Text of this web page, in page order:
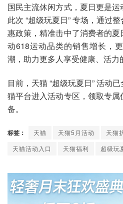
国民主流休闲方式，夏日更是
此次 “超级玩夏日” 专场，通过
惠政策，精准击中了消费者的
动618运动品类的销售增长，
潮，助力更多人享受健康、活力
目前，天猫 “超级玩夏日” 活动
猫平台进入活动专区，领取专
备。
标签： 天猫 天猫5月活动 天猫
天猫活动入口
天猫福利 超级玩